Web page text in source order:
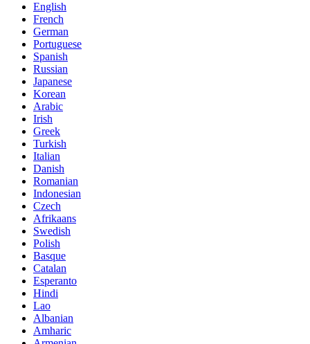
English
French
German
Portuguese
Spanish
Russian
Japanese
Korean
Arabic
Irish
Greek
Turkish
Italian
Danish
Romanian
Indonesian
Czech
Afrikaans
Swedish
Polish
Basque
Catalan
Esperanto
Hindi
Lao
Albanian
Amharic